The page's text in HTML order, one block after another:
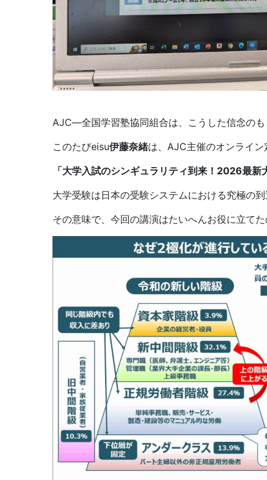
AJC―全国学習塾協同組合は、こうした信念のも
このたびeisu伊藤奈緒は、AJC主催のオンライ
「大学入試のシンギュラリティ到来！2026最新
大学受験は日本の受験システムにおける究極の
その意味で、今回の講演はたいへんお役に立てた